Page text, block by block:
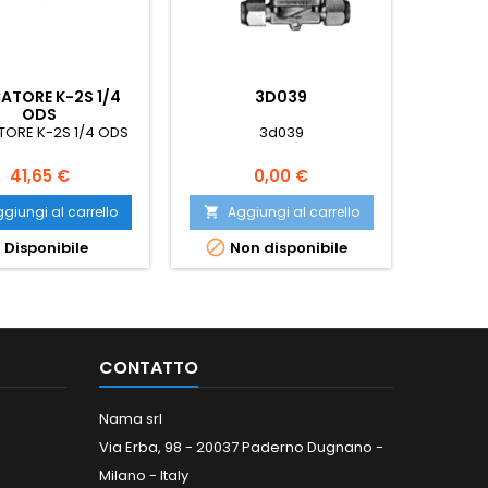
K-2S 1/4
ODS
K-2S 1/4 ODS
Prezzo
41,65 €
al carrello
Disponibile
3D039
3d039
Prezzo
0,00 €
 Aggiungi al carrello
 Non disponibile
CONTATTO
Nama srl
Via Erba, 98 - 20037 Paderno Dugnano -
Milano - Italy